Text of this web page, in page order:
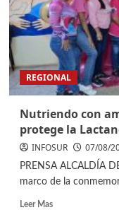
REGIONAL
Nutriendo con
protege la
INFOSUR 07/08/
PRENSA ALCALDÍA
marco de la
Leer Mas